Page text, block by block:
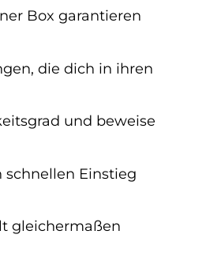
Box garantieren
die dich in ihren
und beweise
Einstieg
gleichermaßen